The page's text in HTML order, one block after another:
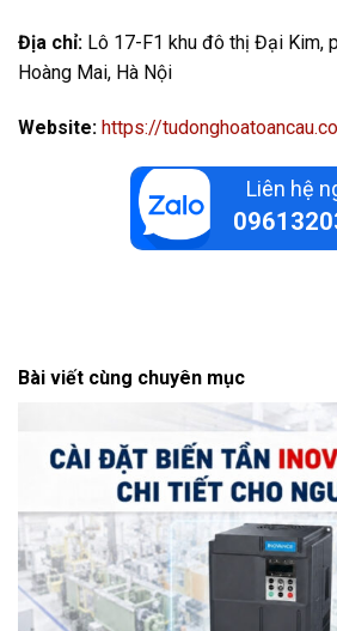
Địa chỉ: Lô 17-F1 khu đô thị Đại Kim,
Hoàng Mai, Hà Nội
Website: https://
Liên hệ
Bài viết cùng chuyên mục